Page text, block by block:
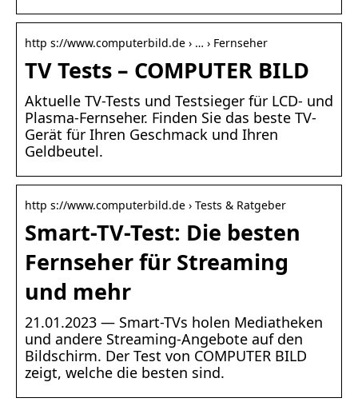
http s://www.computerbild.de › … › Fernseher
TV Tests – COMPUTER BILD
Aktuelle TV-Tests und Testsieger für LCD- und
Plasma-Fernseher. Finden Sie das beste TV-
Gerät für Ihren Geschmack und Ihren
Geldbeutel.
http s://www.computerbild.de › Tests & Ratgeber
Smart-TV-Test: Die besten
Fernseher für Streaming
und mehr
21.01.2023 — Smart-TVs holen Mediatheken
und andere Streaming-Angebote auf den
Bildschirm. Der Test von COMPUTER BILD
zeigt, welche die besten sind.